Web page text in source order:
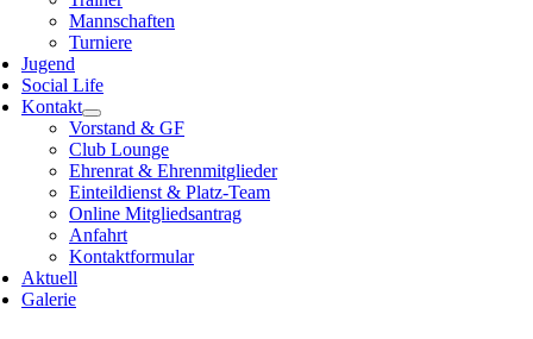
Mannschaften
Turniere
Jugend
Social Life
Kontakt
Vorstand & GF
Club Lounge
Ehrenrat & Ehrenmitglieder
Einteildienst & Platz-Team
Online Mitgliedsantrag
Anfahrt
Kontaktformular
Aktuell
Galerie